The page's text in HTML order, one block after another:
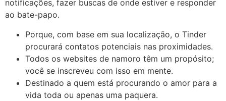
notificações, fazer buscas de onde estiver e responder
ao bate-papo.
Porque, com base em sua localização, o Tinder
procurará contatos potenciais nas proximidades.
Todos os websites de namoro têm um propósito;
você se inscreveu com isso em mente.
Destinado a quem está procurando o amor para a
vida toda ou apenas uma paquera.